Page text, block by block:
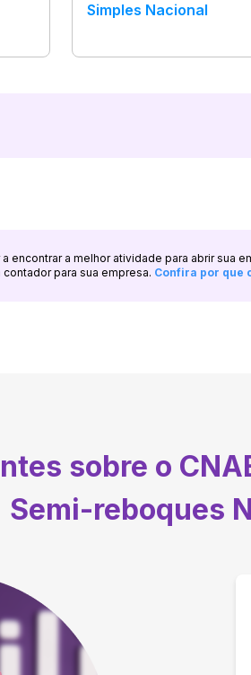
Simples Nacional
encontrar a melhor atividade para abrir
para sua empresa. Confira por que
sobre o
Semi-reboques